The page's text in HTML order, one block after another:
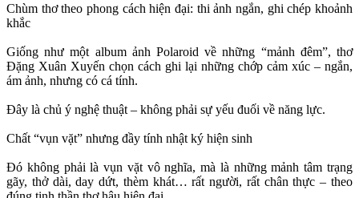
Chùm thơ theo phong cách hiện đại: thi ảnh ngắn, ghi chép khoảnh
khắc
Giống như một album ảnh Polaroid về những “mảnh đêm”, thơ
Đặng Xuân Xuyến chọn cách ghi lại những chớp cảm xúc – ngắn,
ám ảnh, nhưng có cá tính.
Đây là chủ ý nghệ thuật – không phải sự yếu đuối về năng lực.
Chất “vụn vặt” nhưng đầy tính nhật ký hiện sinh
Đó không phải là vụn vặt vô nghĩa, mà là những mảnh tâm trạng
gãy, thở dài, day dứt, thèm khát… rất người, rất chân thực – theo